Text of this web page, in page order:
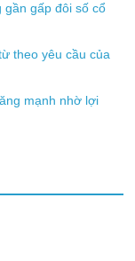
gấp đôi số cổ
theo yêu cầu của
mạnh nhờ lợi